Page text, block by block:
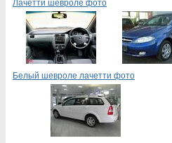
Лачетти шевроле фото
Белый шевроле лачетти фото